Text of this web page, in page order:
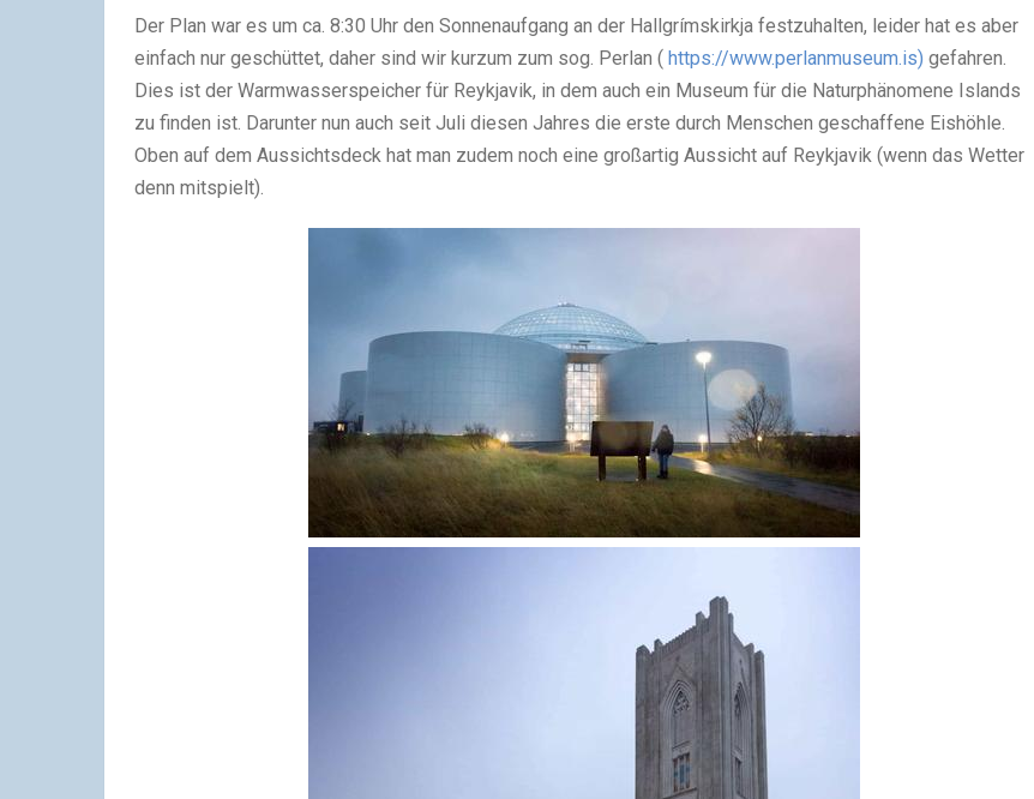
Der Plan war es um ca. 8:30 Uhr den Sonnenaufgang an der Hallgrímskirkja festzuhalten, leider hat es aber
einfach nur geschüttet, daher sind wir kurzum zum sog. Perlan ( https://www.perlanmuseum.is) gefahren.
Dies ist der Warmwasserspeicher für Reykjavik, in dem auch ein Museum für die Naturphänomene Islands
zu finden ist. Darunter nun auch seit Juli diesen Jahres die erste durch Menschen geschaffene Eishöhle.
Oben auf dem Aussichtsdeck hat man zudem noch eine großartig Aussicht auf Reykjavik (wenn das Wetter
denn mitspielt).